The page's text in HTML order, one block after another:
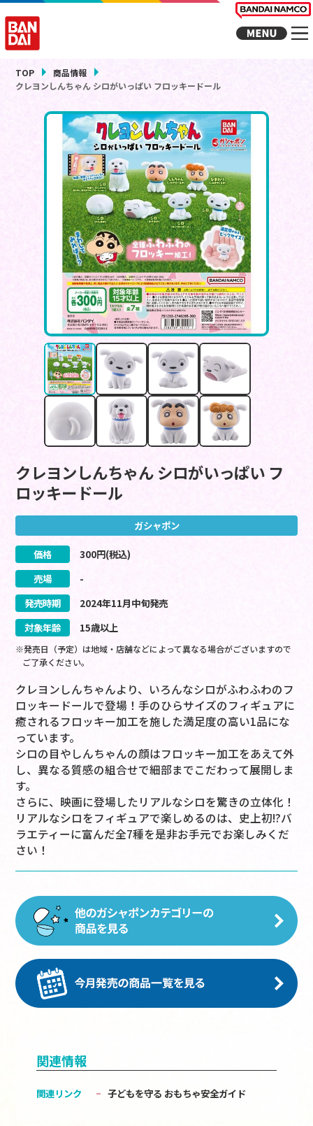
TOP
商品情報
クレヨンしんちゃん シロがいっぱい フロッキードール
クレヨンしんちゃん シロがいっぱい フ
ロッキードール
ガシャポン
価格 300円(税込)
売場
-
発売時期
2024年11月中旬発売
対象年齢
15歳以上
※発売日（予定）は地域・店舗などによって異なる場合がございますので
ご了承ください。
クレヨンしんちゃんより、いろんなシロがふわふわのフ
ロッキードールで登場！手のひらサイズのフィギュアに
癒されるフロッキー加工を施した満足度の高い1品にな
っています。
シロの目やしんちゃんの顔はフロッキー加工をあえて外
し、異なる質感の組合せで細部までこだわって展開しま
す。
さらに、映画に登場したリアルなシロを驚きの立体化！
リアルなシロをフィギュアで楽しめるのは、史上初!?バ
ラエティーに富んだ全7種を是非お手元でお楽しみくだ
さい！
関連情報
関連リンク 子どもを守る おもちゃ安全ガイド